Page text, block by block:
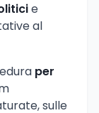
e
al
per
sulle